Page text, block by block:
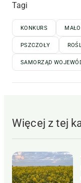
Tagi
KONKURS
PSZCZOŁY
SAMORZĄD
Więcej z tej